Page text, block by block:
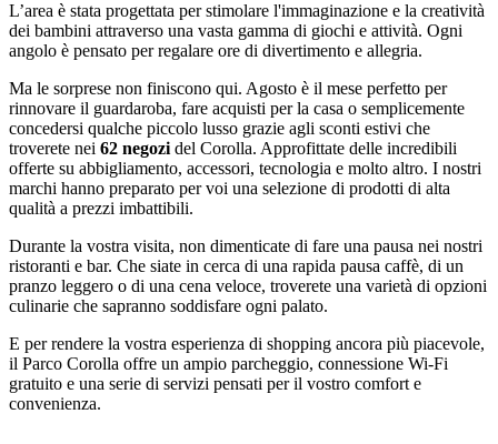
L’area è stata progettata per stimolare l'immaginazione e la creatività
dei bambini attraverso una vasta gamma di giochi e attività. Ogni
angolo è pensato per regalare ore di divertimento e allegria.
Ma le sorprese non finiscono qui. Agosto è il mese perfetto per
rinnovare il guardaroba, fare acquisti per la casa o semplicemente
concedersi qualche piccolo lusso grazie agli sconti estivi che
troverete nei 62 negozidel Corolla. Approfittate delle incredibili
offerte su abbigliamento, accessori, tecnologia e molto altro. I nostri
marchi hanno preparato per voi una selezione di prodotti di alta
qualità a prezzi imbattibili.
Durante la vostra visita, non dimenticate di fare una pausa nei nostri
ristoranti e bar. Che siate in cerca di una rapida pausa caffè, di un
pranzo leggero o di una cena veloce, troverete una varietà di opzioni
culinarie che sapranno soddisfare ogni palato.
E per rendere la vostra esperienza di shopping ancora più piacevole,
il Parco Corolla offre un ampio parcheggio, connessione Wi-Fi
gratuito e una serie di servizi pensati per il vostro comfort e
convenienza.